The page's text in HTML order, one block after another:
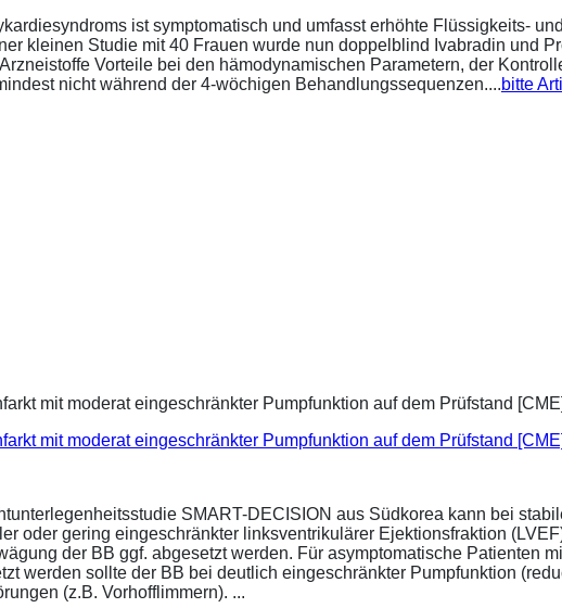
ist symptomatisch und umfasst erhöhte Flüssigkeits-
kleinen Studie mit 40 Frauen wurde nun doppelblind Ivabradin und
Vorteile bei den hämodynamischen Parametern, der
nicht während der 4-wöchigen Behandlungssequenzen....bitte
mit moderat eingeschränkter Pumpfunktion auf dem Prüfstand [CME]
SMART-DECISION aus Südkorea kann bei
oder gering eingeschränkter linksventrikulärer Ejektionsfraktion
der BB ggf. abgesetzt werden. Für asymptomatische Patienten
werden sollte der BB bei deutlich eingeschränkter Pumpfunktion
(z.B. Vorhofflimmern). ...